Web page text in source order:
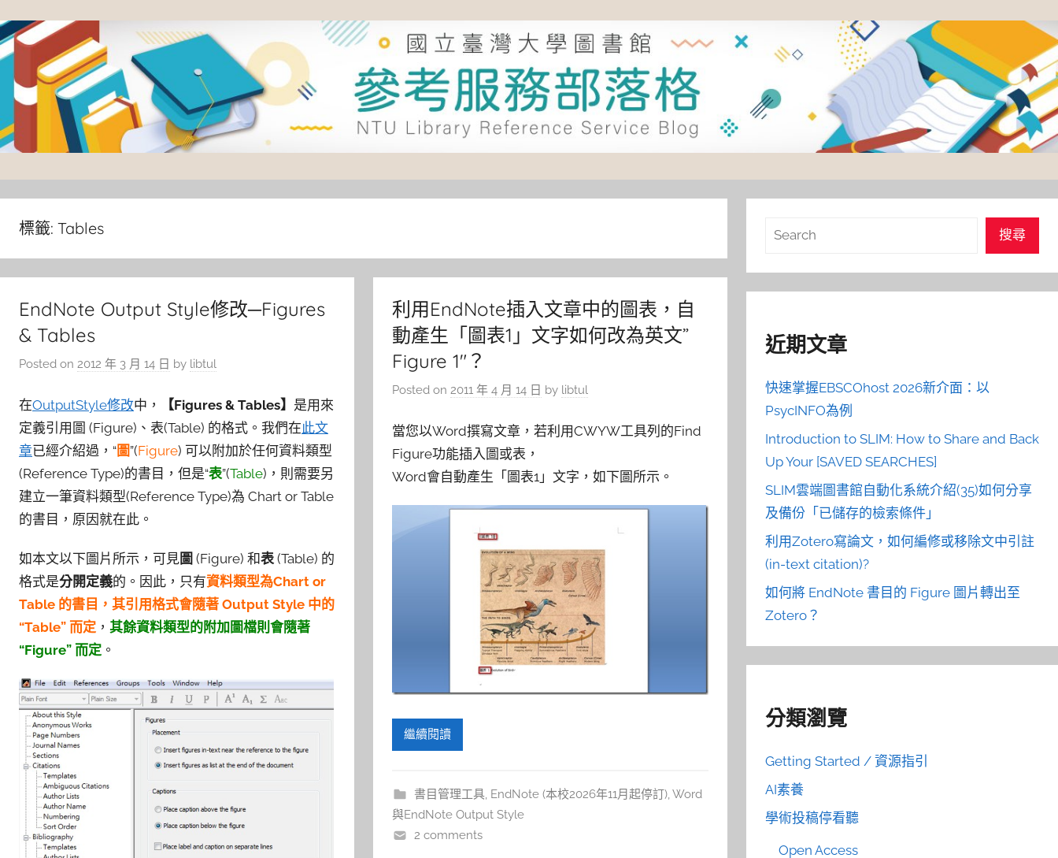
to
content
灣
圖
標籤: Tables
EndNote Output Style修改─Figures
& Tables
Posted on 2012 年 3 月 14 日 by libtul
在OutputStyle修改中， 【Figures & Tables】 是用來
定義引用圖 (Figure)、表(Table) 的格式。我們在此文
章已經介紹過，“圖”(Figure) 可以附加於任何資料類型
(Reference Type)的書目，但是“表”(Table)，則需要另
建立一筆資料類型(Reference Type)為 Chart or Table
的書目，原因就在此。
如本文以下圖片所示，可見圖 (Figure) 和表 (Table) 的
格式是分開定義的。因此，只有資料類型為Chart or
Table 的書目，其引用格式會隨著 Output Style 中的
“Table” 而定 ， 其餘資料類型的附加圖檔則會隨著
“Figure” 而定 。
利用EndNote插入文章中的圖表，自
動產生「圖表1」文字如何改為英文”
Figure 1″？
Posted on 2011 年 4 月 14 日 by libtul
當您以Word撰寫文章，若利用CWYW工具列的Find
Figure功能插入圖或表，
Word會自動產生「圖表1」文字，如下圖所示。
繼續閱讀
書目管理工具, EndNote (本校2026年11月起停訂),Word
與EndNote Output Style
2 comments
搜
搜尋
近期文章
快速掌握EBSCOhost 2026新介面：以
PsycINFO為例
Introduction to SLIM: How to Share and Back
Up Your [SAVED SEARCHES]
SLIM雲端圖書館自動化系統介紹(35)如何分享
及備份「已儲存的檢索條件」
利用Zotero寫論文，如何編修或移除文中引註
(in-text citation)?
如何將 EndNote 書目的 Figure 圖片轉出至
Zotero？
分類瀏覽
Getting Started / 資源指引
AI素養
學術投稿停看聽
Open Access